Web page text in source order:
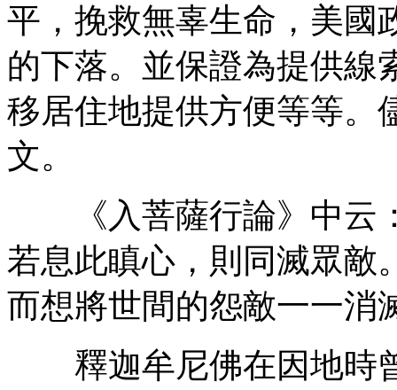
平，挽救無辜生命，美國
的下落。並保證為提供線
移居住地提供方便等等。
文。
《入菩薩行論》中云
若息此瞋心，則同滅眾敵
而想將世間的怨敵一一消
釋迦牟尼佛在因地時